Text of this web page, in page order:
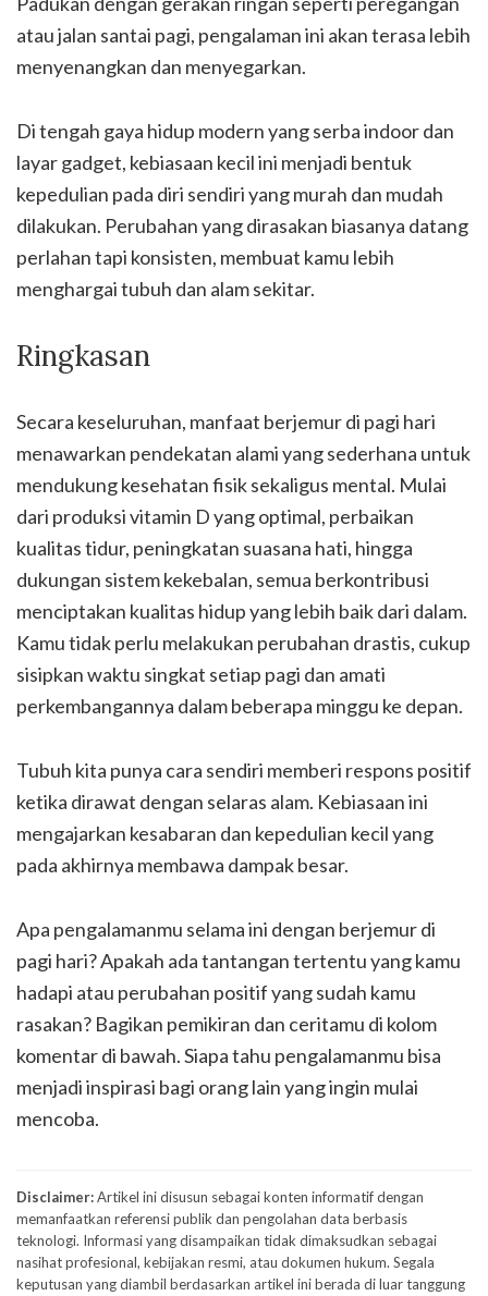
atau jalan santai pagi, pengalaman ini akan terasa lebih
menyenangkan dan menyegarkan.
Di tengah gaya hidup modern yang serba indoor dan
layar gadget, kebiasaan kecil ini menjadi bentuk
kepedulian pada diri sendiri yang murah dan mudah
dilakukan. Perubahan yang dirasakan biasanya datang
perlahan tapi konsisten, membuat kamu lebih
menghargai tubuh dan alam sekitar.
Ringkasan
Secara keseluruhan, manfaat berjemur di pagi hari
menawarkan pendekatan alami yang sederhana untuk
mendukung kesehatan fisik sekaligus mental. Mulai
dari produksi vitamin D yang optimal, perbaikan
kualitas tidur, peningkatan suasana hati, hingga
dukungan sistem kekebalan, semua berkontribusi
menciptakan kualitas hidup yang lebih baik dari dalam.
Kamu tidak perlu melakukan perubahan drastis, cukup
sisipkan waktu singkat setiap pagi dan amati
perkembangannya dalam beberapa minggu ke depan.
Tubuh kita punya cara sendiri memberi respons positif
ketika dirawat dengan selaras alam. Kebiasaan ini
mengajarkan kesabaran dan kepedulian kecil yang
pada akhirnya membawa dampak besar.
Apa pengalamanmu selama ini dengan berjemur di
pagi hari? Apakah ada tantangan tertentu yang kamu
hadapi atau perubahan positif yang sudah kamu
rasakan? Bagikan pemikiran dan ceritamu di kolom
komentar di bawah. Siapa tahu pengalamanmu bisa
menjadi inspirasi bagi orang lain yang ingin mulai
mencoba.
Disclaimer:Artikel ini disusun sebagai konten informatif dengan
memanfaatkan referensi publik dan pengolahan data berbasis
teknologi. Informasi yang disampaikan tidak dimaksudkan sebagai
nasihat profesional, kebijakan resmi, atau dokumen hukum. Segala
keputusan yang diambil berdasarkan artikel ini berada di luar tanggung